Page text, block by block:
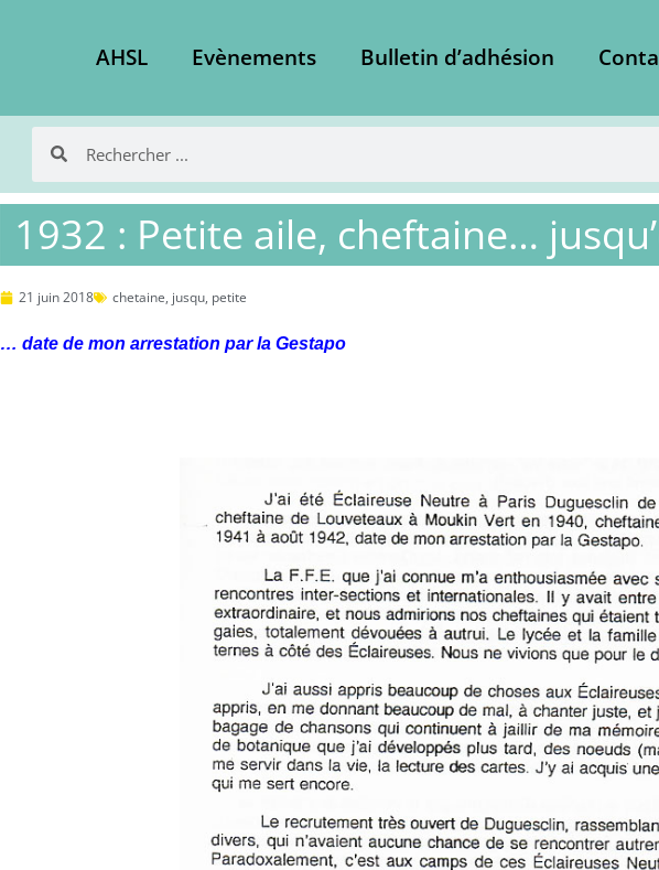
AHSL Evènements Bulletin d’adhésion
1932 : Petite aile, cheftaine…
21 juin 2018 chetaine, jusqu, petite
… date de mon arrestation par la Gestapo